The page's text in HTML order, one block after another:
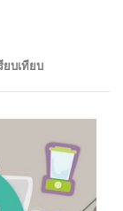
ยบเทียบ